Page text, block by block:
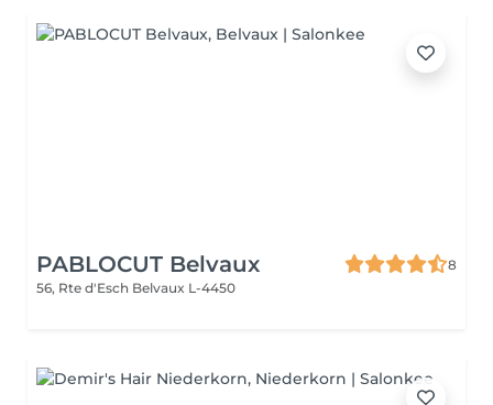
PABLOCUT Belvaux
8
56, Rte d'Esch Belvaux L-4450